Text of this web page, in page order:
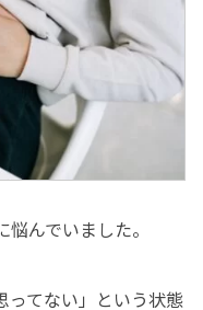
んでいました。
ってない」という状態